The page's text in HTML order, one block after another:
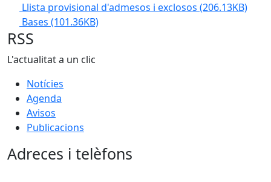
Llista provisional d'admesos i exclosos (206.13KB)
Bases (101.36KB)
RSS
L'actualitat a un clic
Notícies
Agenda
Avisos
Publicacions
Adreces i telèfons